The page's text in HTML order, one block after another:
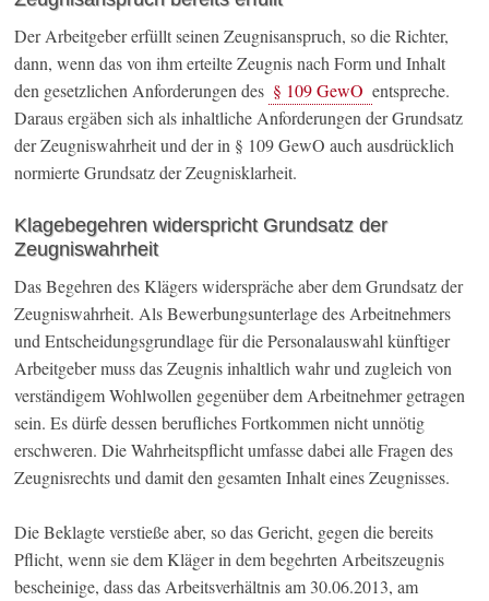
Der Arbeitgeber erfüllt seinen Zeugnisanspruch, so die Richter,
dann, wenn das von ihm erteilte Zeugnis nach Form und Inhalt
den gesetzlichen Anforderungen des § 109 GewO entspreche.
Daraus ergäben sich als inhaltliche Anforderungen der Grundsatz
der Zeugniswahrheit und der in § 109 GewO auch ausdrücklich
normierte Grundsatz der Zeugnisklarheit.
Klagebegehren widerspricht Grundsatz der
Zeugniswahrheit
Das Begehren des Klägers widerspräche aber dem Grundsatz der
Zeugniswahrheit. Als Bewerbungsunterlage des Arbeitnehmers
und Entscheidungsgrundlage für die Personalauswahl künftiger
Arbeitgeber muss das Zeugnis inhaltlich wahr und zugleich von
verständigem Wohlwollen gegenüber dem Arbeitnehmer getragen
sein. Es dürfe dessen berufliches Fortkommen nicht unnötig
erschweren. Die Wahrheitspflicht umfasse dabei alle Fragen des
Zeugnisrechts und damit den gesamten Inhalt eines Zeugnisses.
Die Beklagte verstieße aber, so das Gericht, gegen die bereits
Pflicht, wenn sie dem Kläger in dem begehrten Arbeitszeugnis
bescheinige, dass das Arbeitsverhältnis am 30.06.2013, am